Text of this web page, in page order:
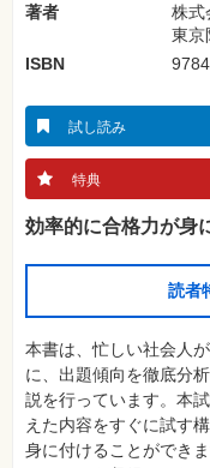
カ
写
資
格
試
験
プ
グ
ン
ネ
ッ
ト
ワ
ー
ク・
著者
株式
東
ISBN
試し読み
特典
効率的に合格力が身
読者
本書は、忙しい社会人
に、出題傾向を徹底分
説を行っています。本
えた内容をすぐに試す
身に付けることができ